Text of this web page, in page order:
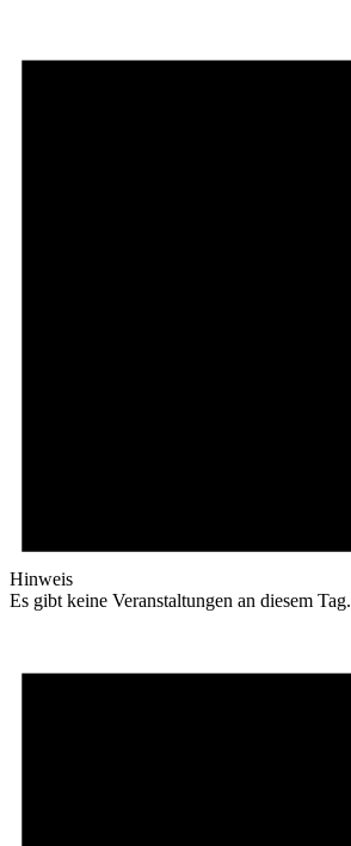
Hinweis
Es gibt keine Veranstaltungen an diesem Tag.